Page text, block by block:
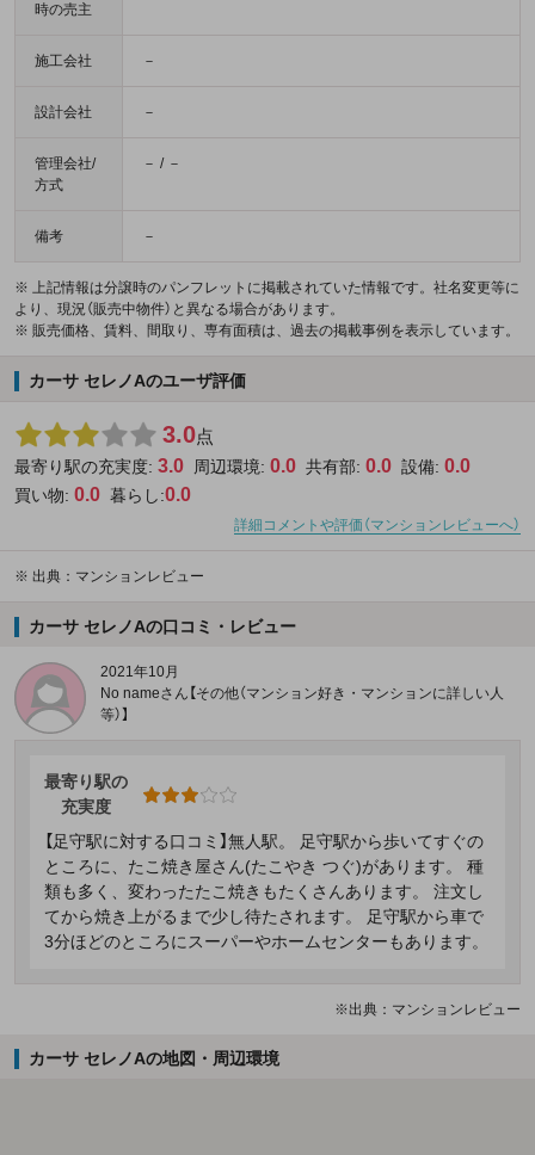
時の売主
施工会社 －
設計会社 －
管理会社/
方式
－ / －
備考 －
※ 上記情報は分譲時のパンフレットに掲載されていた情報です。社名変更等に
より、現況（販売中物件）と異なる場合があります。
※ 販売価格、賃料、間取り、専有面積は、過去の掲載事例を表示しています。
カーサ セレノAのユーザ評価
3.0点
最寄り駅の充実度: 3.0 周辺環境: 0.0 共有部: 0.0 設備: 0.0
買い物: 0.0 暮らし:0.0
詳細コメントや評価（マンションレビューへ）
※ 出典：マンションレビュー
カーサ セレノAの口コミ・レビュー
2021年10月
No nameさん【その他（マンション好き・マンションに詳しい人
等）】
最寄り駅の
充実度
【足守駅に対する口コミ】無人駅。 足守駅から歩いてすぐの
ところに、たこ焼き屋さん(たこやき つぐ)があります。 種
類も多く、変わったたこ焼きもたくさんあります。 注文し
てから焼き上がるまで少し待たされます。 足守駅から車で
3分ほどのところにスーパーやホームセンターもあります。
※出典：マンションレビュー
カーサ セレノAの地図・周辺環境